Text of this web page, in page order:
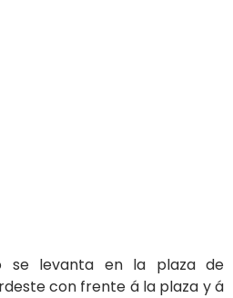
se levanta en la plaza de
con frente á la plaza y á